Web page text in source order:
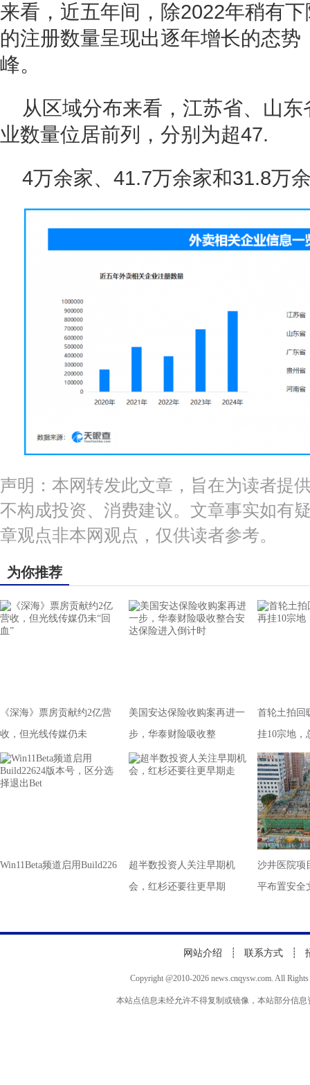
来看，近五年间，除2022年稍有
的注册数量呈现出逐年增长的态势
峰。
从区域分布来看，江苏省、山
业数量位居前列，分别为超47.
4万余家、41.7万余家和31.8万
声明：本网转发此文章，旨在为读者提
不构成投资、消费建议。文章事实如有
章观点非本网观点，仅供读者参考。
为你推荐
《深海》票房贡献约2亿营
收，但光线传媒仍未
美国安达保险收购案再进一
步，华泰财险吸收整
首轮土拍回
挂10宗地，
Win11Beta频道启用Build226 超半数投资人关注早期机
会，红杉还要往更早期
沙井医院项
平布置安全
网站介绍 ┊ 联系方式 ┊
Copyright @2010-2026 news.cnqysw.com. All
本站点信息未经允许不得复制或镜像，本站部分信